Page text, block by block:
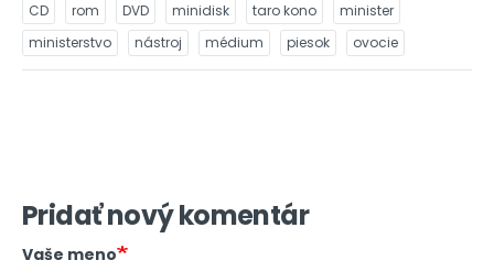
CD
rom DVD minidisk taro kono
minister
ministerstvo
nástroj médium piesok ovocie
Pridať nový komentár
Vaše meno